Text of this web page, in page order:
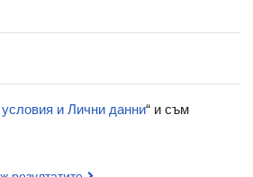
и Лични данни“ и съм